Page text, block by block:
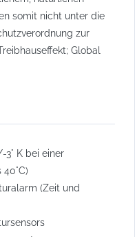
somit nicht unter die
zur
Global
3° K bei einer
(Zeit und